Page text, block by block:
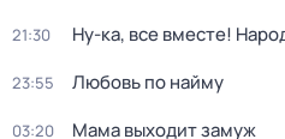
21:30 Ну-ка, все вместе!
23:55 Любовь по найму
03:20 Мама выходит замуж